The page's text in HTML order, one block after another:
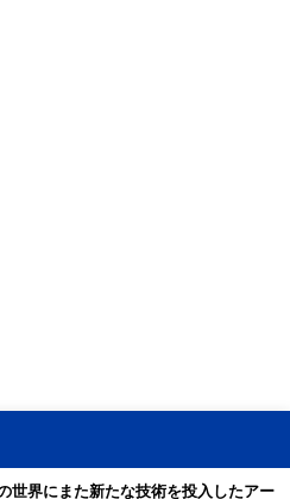
世界にまた新たな技術を投入したアー